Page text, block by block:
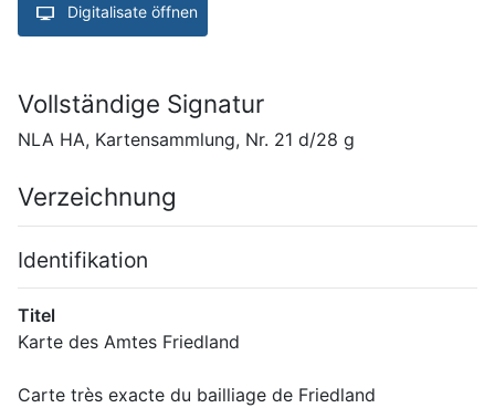
Digitalisate öffnen
Vollständige Signatur
NLA HA, Kartensammlung, Nr. 21 d/28 g
Verzeichnung
Identifikation
Titel
Karte des Amtes Friedland
Carte très exacte du bailliage de Friedland